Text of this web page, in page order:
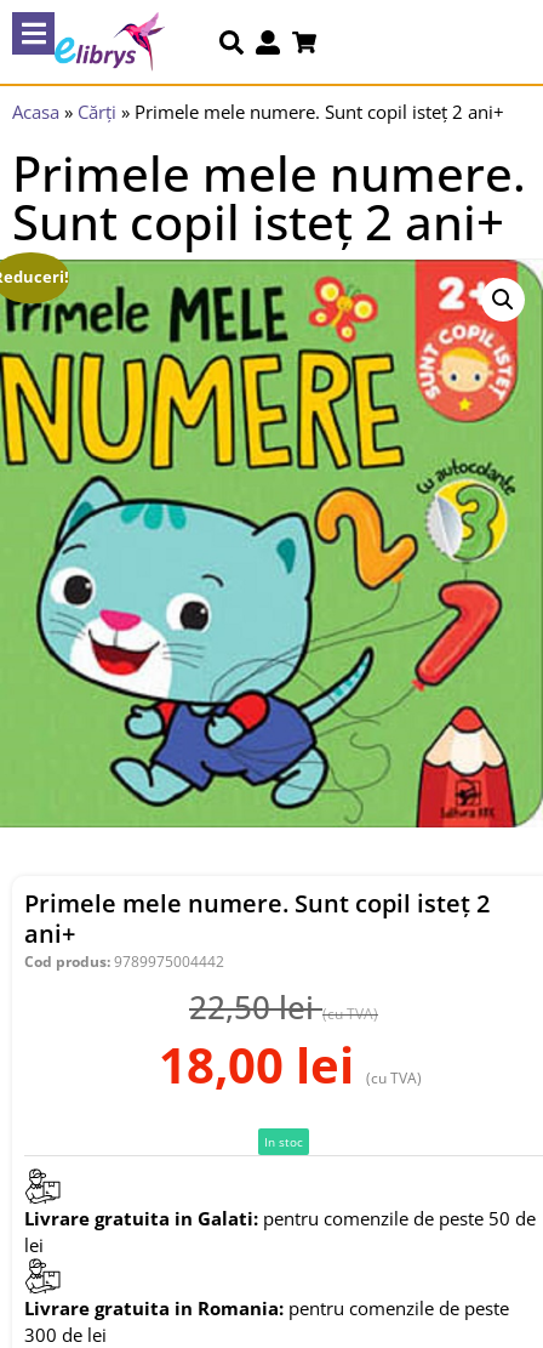
Acasa » Cărți » Primele mele numere. Sunt copil isteț 2 ani+
Primele mele numere.
Sunt copil isteț 2 ani+
Primele mele numere. Sunt copil isteț 2
ani+
Cod produs:9789975004442
22,50lei (cu TVA)
18,00 lei (cu TVA)
In stoc
Livrare gratuita in Galati: pentru comenzile de peste 50 de
lei
Livrare gratuita in Romania: pentru comenzile de peste
300 de lei